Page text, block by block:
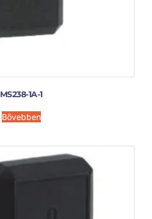
MS238-1A-1
Bővebben